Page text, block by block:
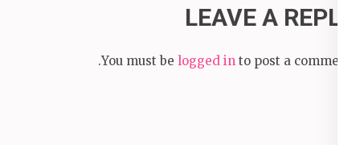
LEAVE A REPLY
You must be logged in to post a comment.